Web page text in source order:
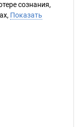
сознания,
Показать